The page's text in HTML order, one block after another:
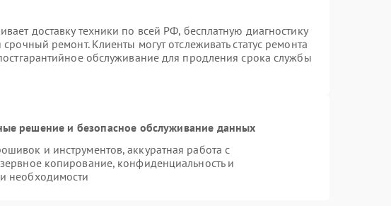
доставку техники по всей РФ, бесплатную диагностику
ремонт. Клиенты могут отслеживать статус ремонта
обслуживание для продления срока службы
решение и безопасное обслуживание данных
и инструментов, аккуратная работа с
копирование, конфиденциальность и
необходимости